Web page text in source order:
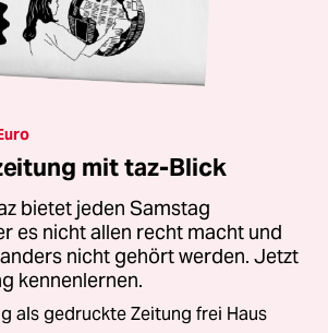
mit taz-Blick
bietet jeden Samstag
es nicht allen recht macht und
nicht gehört werden. Jetzt
kennenlernen.
als gedruckte Zeitung frei Haus